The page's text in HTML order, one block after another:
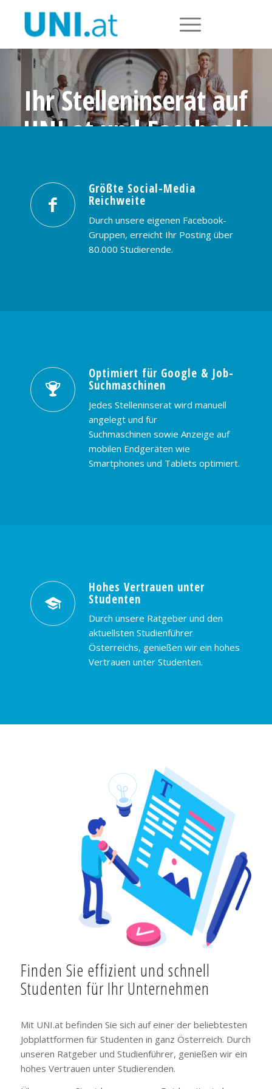
Ihr Stelleninserat auf
UNI.at und Facebook
PREISE & BUCHUNG KONTAKT
Größte Social-Media
Reichweite
Durch unsere eigenen Facebook-
Gruppen, erreicht Ihr Posting über
80.000 Studierende.
Optimiert für Google & Job-
Suchmaschinen
Jedes Stelleninserat wird manuell
angelegt und für
Suchmaschinen sowie Anzeige auf
mobilen Endgeräten wie
Smartphones und Tablets optimiert.
Hohes Vertrauen unter
Studenten
Durch unsere Ratgeber und den
aktuellsten Studienführer
Österreichs, genießen wir ein hohes
Vertrauen unter Studenten.
Finden Sie effizient und schnell
Studenten für Ihr Unternehmen
Mit UNI.at befinden Sie sich auf einer der beliebtesten
Jobplattformen für Studenten in ganz Österreich. Durch
unseren Ratgeber und Studienführer, genießen wir ein
hohes Vertrauen unter Studierenden.